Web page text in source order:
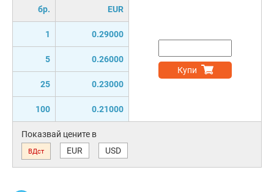
бр. EUR
1 0.29000
5 0.26000
25 0.23000
100 0.21000
Купи
Показвай цените в
ВДст EUR USD